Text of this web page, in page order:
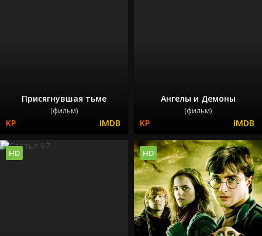
Присягнувшая тьме
(фильм)
Ангелы и Демоны
(фильм)
HD HD